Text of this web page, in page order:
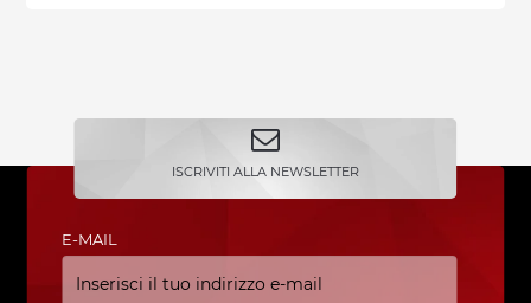
ISCRIVITI ALLA NEWSLETTER
E-MAIL